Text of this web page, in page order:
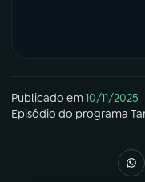
Publicado em10/11/2025
Episódio do programa